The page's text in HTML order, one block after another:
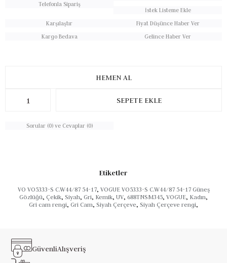
Telefonla Sipariş
İstek Listeme Ekle
Karşılaştır
Fiyat Düşünce Haber Ver
Kargo Bedava
Gelince Haber Ver
Sorular (0) ve Cevaplar (0)
Etiketler
VO VO5333-S C.W44/87 54-17, VOGUE VO5333-S C.W44/87 54-17 Güneş
Gözlüğü, Çekik, Siyah, Gri, Kemik, UV, 688TNSM345, VOGUE, Kadın,
Gri cam rengi, Gri Cam, Siyah Çerçeve, Siyah Çerçeve rengi,
GüvenliAlışveriş